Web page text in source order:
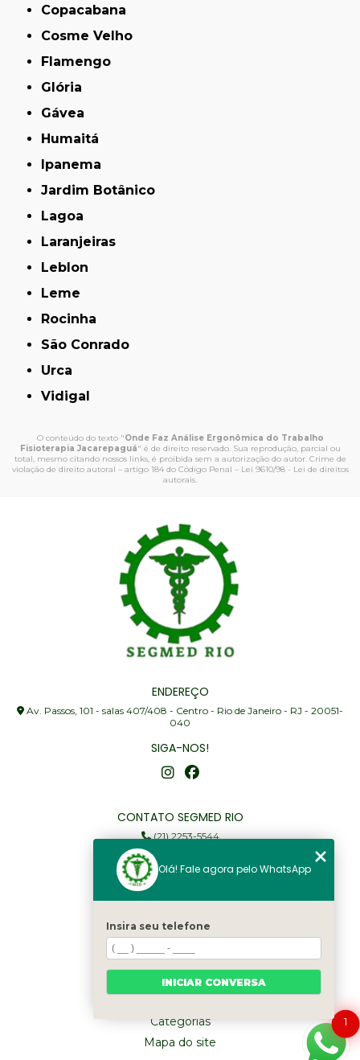
Copacabana
Cosme Velho
Flamengo
Glória
Gávea
Humaitá
Ipanema
Jardim Botânico
Lagoa
Laranjeiras
Leblon
Leme
Rocinha
São Conrado
Urca
Vidigal
O conteúdo do texto "Onde Faz Análise Ergonômica do Trabalho
Fisioterapia Jacarepaguá" é de direito reservado. Sua reprodução, parcial ou
total, mesmo citando nossos links, é proibida sem a autorização do autor. Crime de
violação de direito autoral – artigo 184 do Código Penal – Lei 9610/98 - Lei de direitos
autorais.
ENDEREÇO
Av. Passos, 101 - salas 407/408 - Centro - Rio de Janeiro - RJ - 20051-
040
SIGA-NOS!
CONTATO SEGMED RIO
(21) 2253-5544
(21) 97905-3352
segmed@segmedrio.com.br
Home
Institucional
Serviços
Categorias
Mapa do site
1
Olá! Fale agora pelo WhatsApp
Insira seu telefone
INICIAR CONVERSA